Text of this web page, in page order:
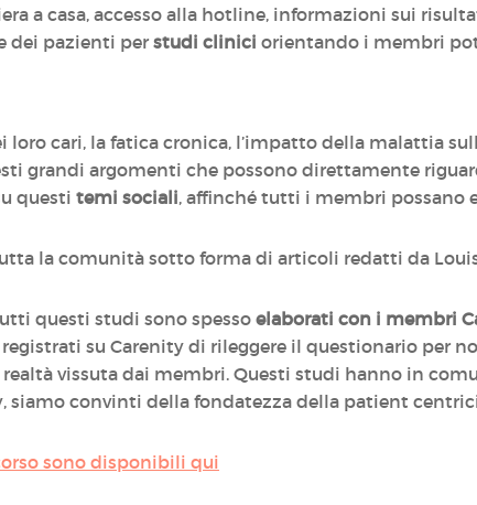
a casa, accesso alla hotline, informazioni sui
dei pazienti perstudi clinici orientando i membri
loro cari, la fatica cronica, l’impatto della malattia
grandi argomenti che possono direttamente
questi temi sociali, affinché tutti i membri possano
la comunità sotto forma di articoli redatti da
questi studi sono spesso elaborati con i membri
su Carenity di rileggere il questionario per
vissuta dai membri. Questi studi hanno in
siamo convinti della fondatezza della patient
sono disponibili qui